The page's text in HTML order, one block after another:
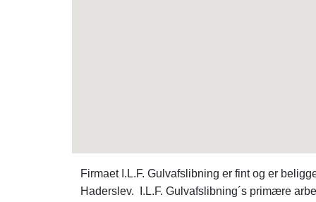
Firmaet I.L.F. Gulvafslibning er fint og er
Haderslev. I.L.F. Gulvafslibning´s primære